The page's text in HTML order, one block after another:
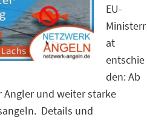
EU-
Ministerr
at
entschie
den: Ab
Angler und weiter starke
Details und